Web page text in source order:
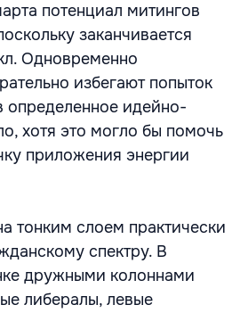
потенциал митингов
заканчивается
Одновременно
избегают попыток
определенное идейно-
хотя это могло бы помочь
приложения энергии
тонким слоем практически
спектру. В
дружными колоннами
либералы, левые